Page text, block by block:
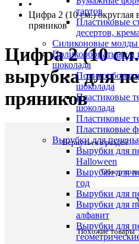
тартов
Пластиковые
десертов,
Силиконовые молды
Поликорбонатные и
шоколада
шоколада
Пластиковые
шоколада
Пластиковые
Пластиковые
Вырубки для
Вырубки для
Halloween
Вырубки для
год
Вырубки для
Вырубки для
алфавит
Вырубки для
•
Цифра 2 (10 см.) округлая
пряников
Цифра 2 (10
вырубка для
пряников
Вернуться в раздел
Обзор
Похожие товары